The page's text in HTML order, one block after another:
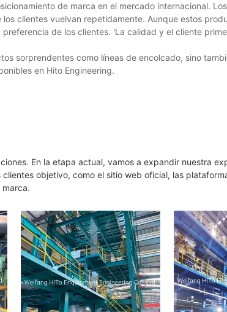
de marca en el mercado internacional.
clientes vuelvan repetidamente. Aunque estos
de los clientes. 'La calidad y el cliente
sorprendentes como líneas de encolcado, sino
en Hito Engineering.
En la etapa actual, vamos a expandir nuestra
objetivo, como el sitio web oficial, las